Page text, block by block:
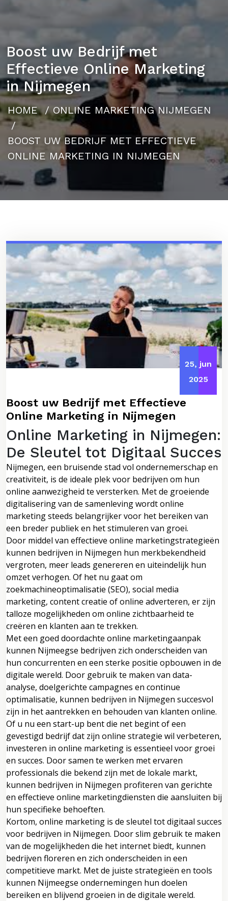
Boost uw Bedrijf met
Effectieve Online Marketing
in Nijmegen
HOME/ONLINE MARKETING NIJMEGEN
/
BOOST UW BEDRIJF MET EFFECTIEVE
ONLINE MARKETING IN NIJMEGEN
25, jun
2025
Boost uw Bedrijf met Effectieve
Online Marketing in Nijmegen
Online Marketing in Nijmegen:
De Sleutel tot Digitaal Succes
Nijmegen, een bruisende stad vol ondernemerschap en
creativiteit, is de ideale plek voor bedrijven om hun
online aanwezigheid te versterken. Met de groeiende
digitalisering van de samenleving wordt online
marketing steeds belangrijker voor het bereiken van
een breder publiek en het stimuleren van groei.
Door middel van effectieve online marketingstrategieën
kunnen bedrijven in Nijmegen hun merkbekendheid
vergroten, meer leads genereren en uiteindelijk hun
omzet verhogen. Of het nu gaat om
zoekmachineoptimalisatie (SEO), social media
marketing, content creatie of online adverteren, er zijn
talloze mogelijkheden om online zichtbaarheid te
creëren en klanten aan te trekken.
Met een goed doordachte online marketingaanpak
kunnen Nijmeegse bedrijven zich onderscheiden van
hun concurrenten en een sterke positie opbouwen in de
digitale wereld. Door gebruik te maken van data-
analyse, doelgerichte campagnes en continue
optimalisatie, kunnen bedrijven in Nijmegen succesvol
zijn in het aantrekken en behouden van klanten online.
Of u nu een start-up bent die net begint of een
gevestigd bedrijf dat zijn online strategie wil verbeteren,
investeren in online marketing is essentieel voor groei
en succes. Door samen te werken met ervaren
professionals die bekend zijn met de lokale markt,
kunnen bedrijven in Nijmegen profiteren van gerichte
en effectieve online marketingdiensten die aansluiten bij
hun specifieke behoeften.
Kortom, online marketing is de sleutel tot digitaal succes
voor bedrijven in Nijmegen. Door slim gebruik te maken
van de mogelijkheden die het internet biedt, kunnen
bedrijven floreren en zich onderscheiden in een
competitieve markt. Met de juiste strategieën en tools
kunnen Nijmeegse ondernemingen hun doelen
bereiken en blijvend groeien in de digitale wereld.